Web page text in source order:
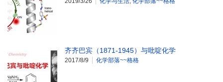
齐齐巴宾（1871-1945）与吡啶化学
2017/8/9 化学部落~~格格